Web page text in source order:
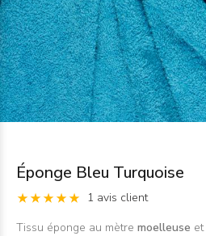
Éponge Bleu Turquoise
1 avis client
Tissu éponge au mètre moelleuse et